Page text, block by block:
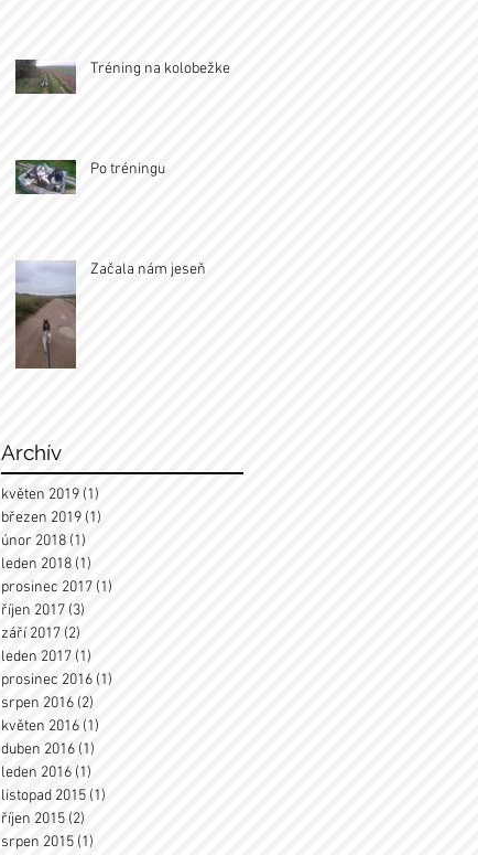
Tréning na kolobežke
Po tréningu
Začala nám jeseň
Archív
květen 2019 (1)
březen 2019 (1)
únor 2018 (1)
leden 2018 (1)
prosinec 2017 (1)
říjen 2017 (3)
září 2017 (2)
leden 2017 (1)
prosinec 2016 (1)
srpen 2016 (2)
květen 2016 (1)
duben 2016 (1)
leden 2016 (1)
listopad 2015 (1)
říjen 2015 (2)
srpen 2015 (1)